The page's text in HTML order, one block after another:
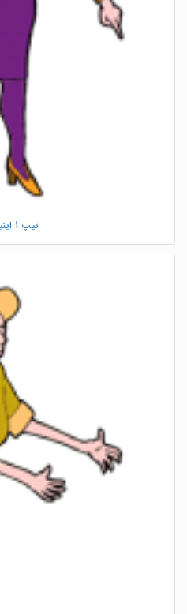
تیپ 1 اینیاگرام